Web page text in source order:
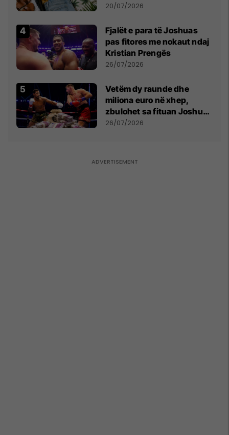
20/07/2026
Fjalët e para të Joshuas
pas fitores me nokaut ndaj
Kristian Prengës
26/07/2026
Vetëm dy raunde dhe
miliona euro në xhep,
zbulohet sa fituan Joshua
e Prenga
26/07/2026